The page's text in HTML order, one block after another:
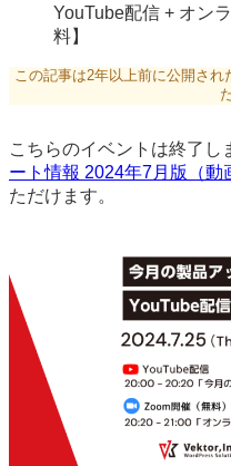
YouTube配信 + オン
料】
この記事は2年以上前に公開さ
こちらのイベントは終了し
ート情報 2024年7月版（動
ただけます。